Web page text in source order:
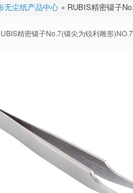
无尘纸产品中心» RUBIS精密镊子
精密镊子No.7(镊尖为锐利雕形